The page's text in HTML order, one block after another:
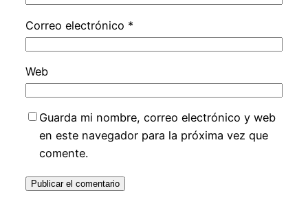
Correo electrónico *
Web
Guarda mi nombre, correo electrónico y web
en este navegador para la próxima vez que
comente.